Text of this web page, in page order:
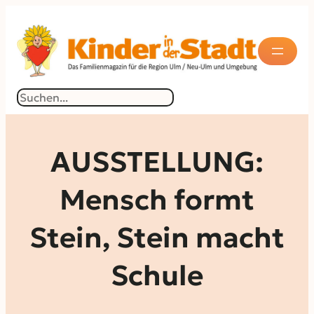
Inhalt
springen
Suchen
AUSSTELLUNG:
Mensch formt
Stein, Stein macht
Schule